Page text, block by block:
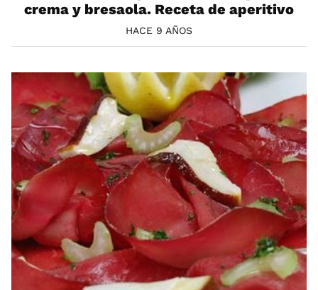
crema y bresaola. Receta de aperitivo
HACE 9 AÑOS